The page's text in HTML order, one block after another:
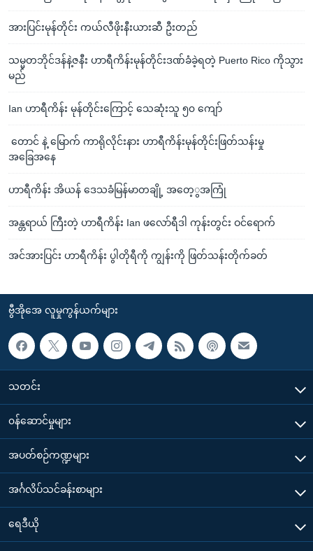
အားပြင်းမုန်တိုင်း ကယ်လီဖိုးနီးယားဆီ ဦးတည်
သမ္မတဘိုင်ဒန်နဲ့ဇနီး ဟာရီကိန်းမုန်တိုင်းဒဏ်ခံခဲ့ရတဲ့ Puerto Rico ကိုသွား
မည်
Ian ဟာရီကိန်း မုန်တိုင်းကြောင့် သေဆုံးသူ ၅၀ ကျော်
တောင် နဲ့ မြောက် ကာရိုလိုင်းနား ဟာရီကိန်းမုန်တိုင်းဖြတ်သန်းမှု
အခြေအနေ
ဟာရီကိန်း အိယန် ဒေသခံမြန်မာတချို့ အတေ့ွအကြုံ
အန္တရာယ် ကြီးတဲ့ ဟာရီကိန်း Ian ဖလော်ရီဒါ ကုန်းတွင်း ဝင်ရောက်
အင်အားပြင်း ဟာရီကိန်း ပွါတိုရီကို ကျွန်းကို ဖြတ်သန်းတိုက်ခတ်
ဗွီအိုအေ လူမှုကွန်ယက်များ
သတင်း
၀န်ဆောင်မှုများ
အပတ်စဉ်ကဏ္ဍများ
အင်္ဂလိပ်သင်ခန်းစာများ
ရေဒီယို